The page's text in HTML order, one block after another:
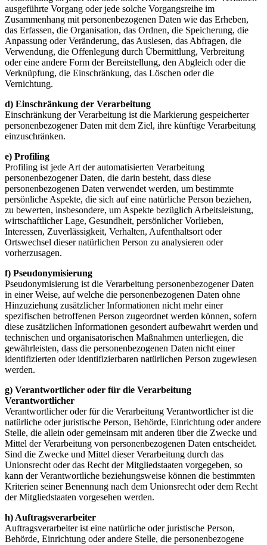
ausgeführte Vorgang oder jede solche Vorgangsreihe im
Zusammenhang mit personenbezogenen Daten wie das Erheben,
das Erfassen, die Organisation, das Ordnen, die Speicherung, die
Anpassung oder Veränderung, das Auslesen, das Abfragen, die
Verwendung, die Offenlegung durch Übermittlung, Verbreitung
oder eine andere Form der Bereitstellung, den Abgleich oder die
Verknüpfung, die Einschränkung, das Löschen oder die
Vernichtung.
d) Einschränkung der Verarbeitung
Einschränkung der Verarbeitung ist die Markierung gespeicherter
personenbezogener Daten mit dem Ziel, ihre künftige Verarbeitung
einzuschränken.
e) Profiling
Profiling ist jede Art der automatisierten Verarbeitung
personenbezogener Daten, die darin besteht, dass diese
personenbezogenen Daten verwendet werden, um bestimmte
persönliche Aspekte, die sich auf eine natürliche Person beziehen,
zu bewerten, insbesondere, um Aspekte bezüglich Arbeitsleistung,
wirtschaftlicher Lage, Gesundheit, persönlicher Vorlieben,
Interessen, Zuverlässigkeit, Verhalten, Aufenthaltsort oder
Ortswechsel dieser natürlichen Person zu analysieren oder
vorherzusagen.
f) Pseudonymisierung
Pseudonymisierung ist die Verarbeitung personenbezogener Daten
in einer Weise, auf welche die personenbezogenen Daten ohne
Hinzuziehung zusätzlicher Informationen nicht mehr einer
spezifischen betroffenen Person zugeordnet werden können, sofern
diese zusätzlichen Informationen gesondert aufbewahrt werden und
technischen und organisatorischen Maßnahmen unterliegen, die
gewährleisten, dass die personenbezogenen Daten nicht einer
identifizierten oder identifizierbaren natürlichen Person zugewiesen
werden.
g) Verantwortlicher oder für die Verarbeitung
Verantwortlicher
Verantwortlicher oder für die Verarbeitung Verantwortlicher ist die
natürliche oder juristische Person, Behörde, Einrichtung oder andere
Stelle, die allein oder gemeinsam mit anderen über die Zwecke und
Mittel der Verarbeitung von personenbezogenen Daten entscheidet.
Sind die Zwecke und Mittel dieser Verarbeitung durch das
Unionsrecht oder das Recht der Mitgliedstaaten vorgegeben, so
kann der Verantwortliche beziehungsweise können die bestimmten
Kriterien seiner Benennung nach dem Unionsrecht oder dem Recht
der Mitgliedstaaten vorgesehen werden.
h) Auftragsverarbeiter
Auftragsverarbeiter ist eine natürliche oder juristische Person,
Behörde, Einrichtung oder andere Stelle, die personenbezogene